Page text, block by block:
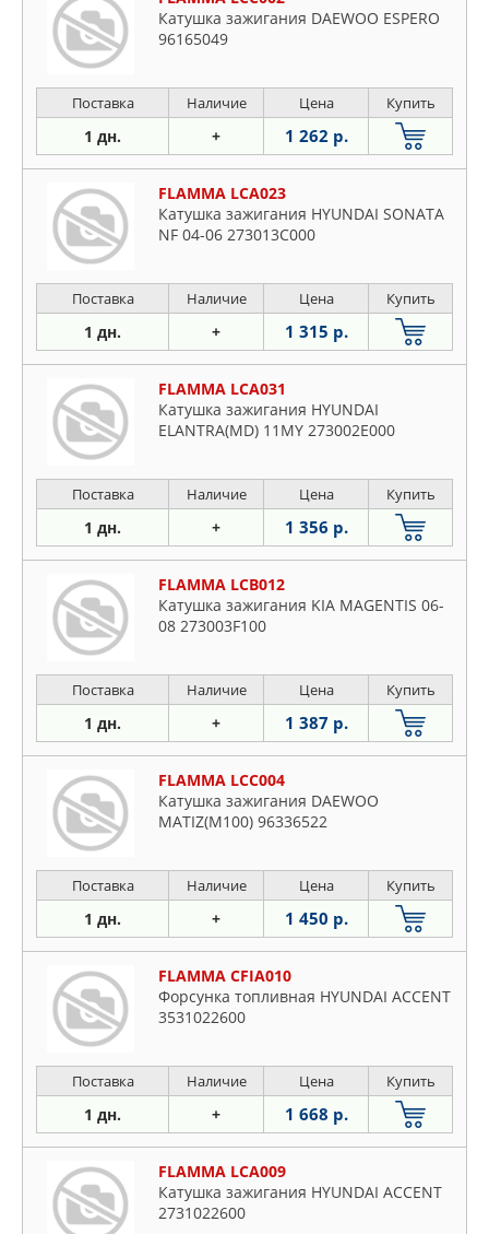
Катушка зажигания DAEWOO ESPERO
96165049
Поставка Наличие Цена Купить
1 дн. + 1 262 р.
FLAMMA LCA023
Катушка зажигания HYUNDAI SONATA
NF 04-06 273013C000
Поставка Наличие Цена Купить
1 дн. + 1 315 р.
FLAMMA LCA031
Катушка зажигания HYUNDAI
ELANTRA(MD) 11MY 273002E000
Поставка Наличие Цена Купить
1 дн. + 1 356 р.
FLAMMA LCB012
Катушка зажигания KIA MAGENTIS 06-
08 273003F100
Поставка Наличие Цена Купить
1 дн. + 1 387 р.
FLAMMA LCC004
Катушка зажигания DAEWOO
MATIZ(M100) 96336522
Поставка Наличие Цена Купить
1 дн. + 1 450 р.
FLAMMA CFIA010
Форсунка топливная HYUNDAI ACCENT
3531022600
Поставка Наличие Цена Купить
1 дн. + 1 668 р.
FLAMMA LCA009
Катушка зажигания HYUNDAI ACCENT
2731022600